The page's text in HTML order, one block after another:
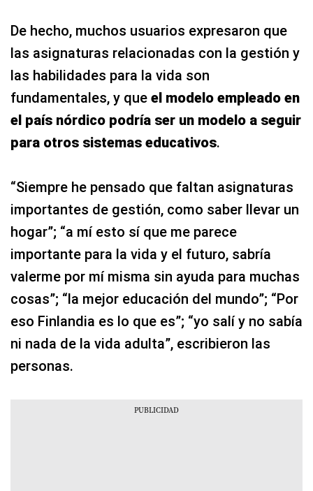
De hecho, muchos usuarios expresaron que
las asignaturas relacionadas con la gestión y
las habilidades para la vida son
fundamentales, y que el modelo empleado en
el país nórdico podría ser un modelo a seguir
para otros sistemas educativos.
“Siempre he pensado que faltan asignaturas
importantes de gestión, como saber llevar un
hogar”; “a mí esto sí que me parece
importante para la vida y el futuro, sabría
valerme por mí misma sin ayuda para muchas
cosas”; “la mejor educación del mundo”; “Por
eso Finlandia es lo que es”; “yo salí y no sabía
ni nada de la vida adulta”, escribieron las
personas.